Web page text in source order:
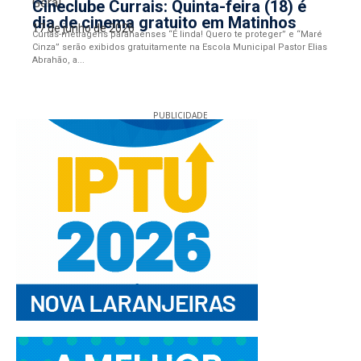
Geral
Cineclube Currais: Quinta-feira (18) é
dia de cinema gratuito em Matinhos
17 de junho de 2026
Curtas-metragens paranaenses “É linda! Quero te proteger” e “Maré
Cinza” serão exibidos gratuitamente na Escola Municipal Pastor Elias
Abrahão, a...
PUBLICIDADE